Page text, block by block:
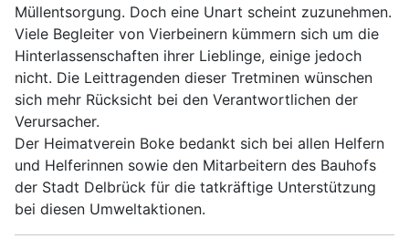
Müllentsorgung. Doch eine Unart scheint zuzunehmen.
Viele Begleiter von Vierbeinern kümmern sich um die
Hinterlassenschaften ihrer Lieblinge, einige jedoch
nicht. Die Leittragenden dieser Tretminen wünschen
sich mehr Rücksicht bei den Verantwortlichen der
Verursacher.
Der Heimatverein Boke bedankt sich bei allen Helfern
und Helferinnen sowie den Mitarbeitern des Bauhofs
der Stadt Delbrück für die tatkräftige Unterstützung
bei diesen Umweltaktionen.